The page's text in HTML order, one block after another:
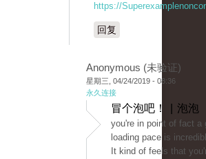
https://
回复
Anonymous (未验证)
星期三, 04/24/2019 - 08:36
永久连接
冒个泡吧！ | 泡泡
you're in point of fact a
loading pace is
It kind of feels that